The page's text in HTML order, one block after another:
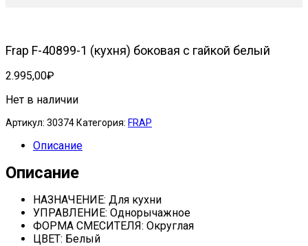
Frap F-40899-1 (кухня) боковая с гайкой белый
2.995,00₽
Нет в наличии
Артикул: 30374 Категория: FRAP
Описание
Описание
НАЗНАЧЕНИЕ: Для кухни
УПРАВЛЕНИЕ: Однорычажное
ФОРМА СМЕСИТЕЛЯ: Округлая
ЦВЕТ: Белый